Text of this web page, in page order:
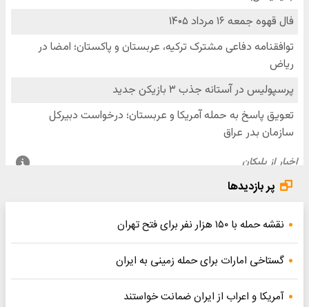
پر بازدیدها
نقشه حمله با ۱۵۰ هزار نفر برای فتح تهران
گستاخی امارات برای حمله زمینی به ایران
آمریکا و اعراب از ایران ضمانت خواستند